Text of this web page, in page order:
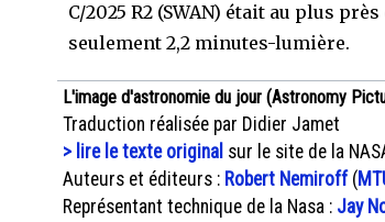
C/2025 R2 (SWAN) était au plus
seulement 2,2 minutes-lumière.
L'image d'astronomie du jour (Astronomy
Traduction réalisée par Didier Jamet
> lire le texte original sur le site de la
Auteurs et éditeurs : Robert Nemiroff(
Représentant technique de la Nasa : Jay